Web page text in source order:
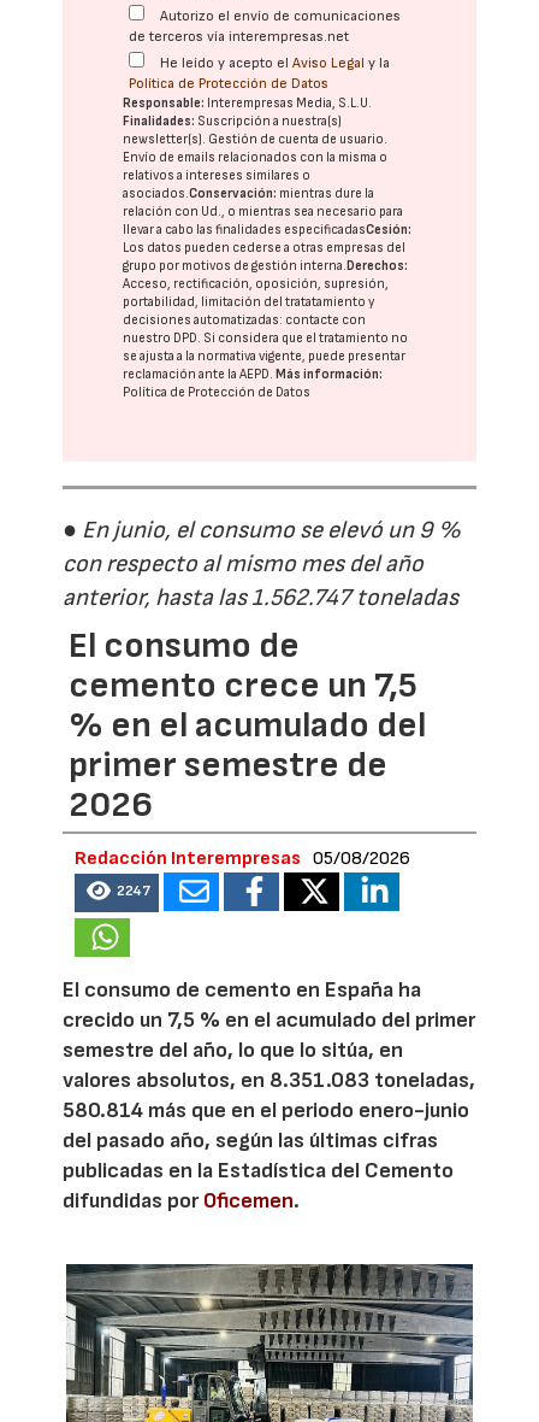
Autorizo el envío de comunicaciones
de terceros vía interempresas.net
He leído y acepto elAviso Legal y la
Política de Protección de Datos
Responsable: Interempresas Media, S.L.U.
Finalidades: Suscripción a nuestra(s)
newsletter(s). Gestión de cuenta de usuario.
Envío de emails relacionados con la misma o
relativos a intereses similares o
asociados.Conservación: mientras dure la
relación con Ud., o mientras sea necesario para
llevar a cabo las finalidades especificadasCesión:
Los datos pueden cederse a otras empresas del
grupo por motivos de gestión interna.Derechos:
Acceso, rectificación, oposición, supresión,
portabilidad, limitación del tratatamiento y
decisiones automatizadas: contacte con
nuestro DPD . Si considera que el tratamiento no
se ajusta a la normativa vigente, puede presentar
reclamación ante laAEPD .Más información:
Política de Protección de Datos
● En junio, el consumo se elevó un 9 %
con respecto al mismo mes del año
anterior, hasta las 1.562.747 toneladas
El consumo de
cemento crece un 7,5
% en el acumulado del
primer semestre de
2026
Redacción Interempresas 05/08/2026
2247
El consumo de cemento en España ha
crecido un 7,5 % en el acumulado del primer
semestre del año, lo que lo sitúa, en
valores absolutos, en 8.351.083 toneladas,
580.814 más que en el periodo enero-junio
del pasado año, según las últimas cifras
publicadas en la Estadística del Cemento
difundidas porOficemen.